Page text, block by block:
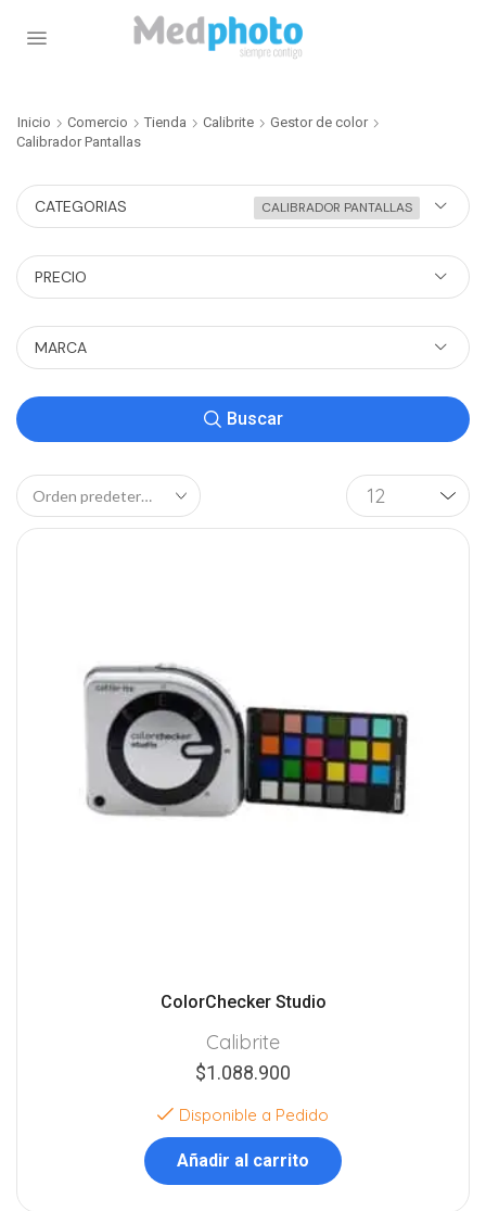
Inicio Comercio Tienda Calibrite
Gestor de color
Calibrador Pantallas
CATEGORIAS CALIBRADOR PANTALLAS
PRECIO
MARCA
Buscar
ColorChecker Studio
Calibrite
$1.088.900
Disponible a Pedido
Añadir al carrito